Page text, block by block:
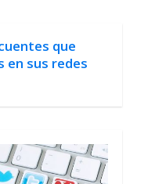
que
en sus redes